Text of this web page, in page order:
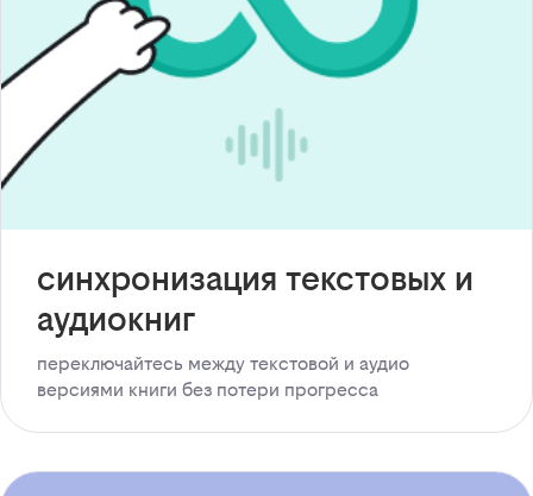
синхронизация текстовых и
аудиокниг
переключайтесь между текстовой и аудио
версиями книги без потери прогресса